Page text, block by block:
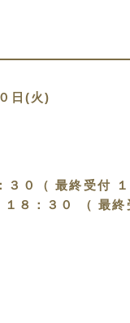
日(火)
０（ 最終受付 １
８：３０ （ 最終